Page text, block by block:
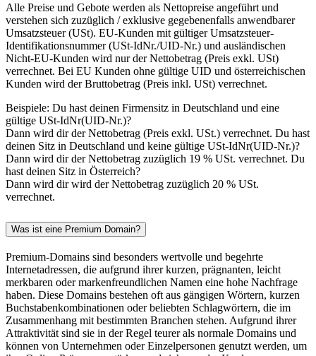
Alle Preise und Gebote werden als Nettopreise angeführt und
verstehen sich zuzüglich / exklusive gegebenenfalls anwendbarer
Umsatzsteuer (USt). EU-Kunden mit gültiger Umsatzsteuer-
Identifikationsnummer (USt-IdNr./UID-Nr.) und ausländischen
Nicht-EU-Kunden wird nur der Nettobetrag (Preis exkl. USt)
verrechnet. Bei EU Kunden ohne gültige UID und österreichischen
Kunden wird der Bruttobetrag (Preis inkl. USt) verrechnet.
Beispiele: Du hast deinen Firmensitz in Deutschland und eine
gültige USt-IdNr(UID-Nr.)?
Dann wird dir der Nettobetrag (Preis exkl. USt.) verrechnet. Du hast
deinen Sitz in Deutschland und keine gültige USt-IdNr(UID-Nr.)?
Dann wird dir der Nettobetrag zuzüglich 19 % USt. verrechnet. Du
hast deinen Sitz in Österreich?
Dann wird dir wird der Nettobetrag zuzüglich 20 % USt.
verrechnet.
Was ist eine Premium Domain?
Premium-Domains sind besonders wertvolle und begehrte
Internetadressen, die aufgrund ihrer kurzen, prägnanten, leicht
merkbaren oder markenfreundlichen Namen eine hohe Nachfrage
haben. Diese Domains bestehen oft aus gängigen Wörtern, kurzen
Buchstabenkombinationen oder beliebten Schlagwörtern, die im
Zusammenhang mit bestimmten Branchen stehen. Aufgrund ihrer
Attraktivität sind sie in der Regel teurer als normale Domains und
können von Unternehmen oder Einzelpersonen genutzt werden, um